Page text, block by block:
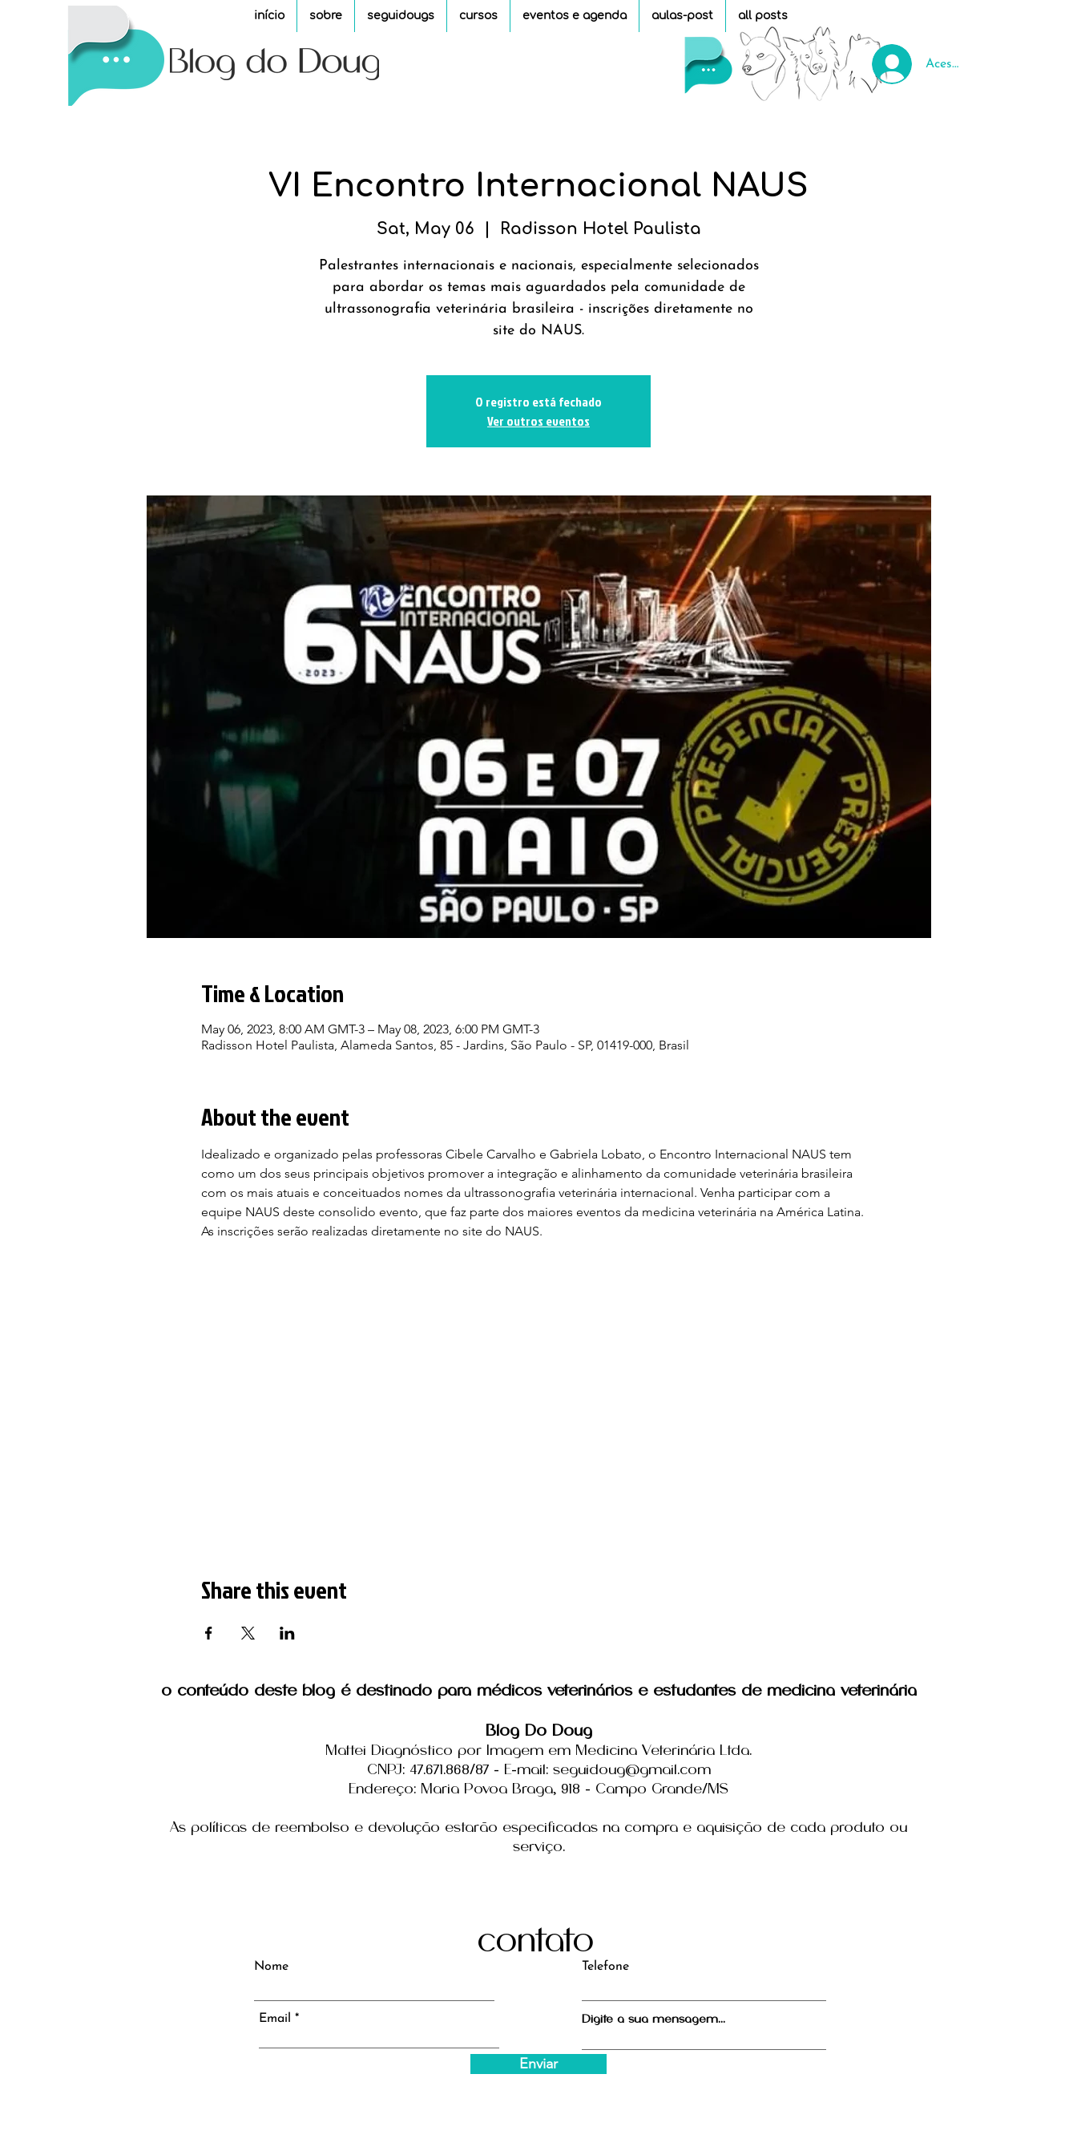
início sobre seguidougs cursos eventos e agenda aulas-post all posts
Acessar
VI Encontro Internacional NAUS
Sat, May 06 Radisson Hotel Paulista
Palestrantes internacionais e nacionais, especialmente selecionados
para abordar os temas mais aguardados pela comunidade de
ultrassonografia veterinária brasileira - inscrições diretamente no
site do NAUS.
O registro está fechado
Ver outros eventos
Time & Location
May 06, 2023, 8:00 AM GMT-3 – May 08, 2023, 6:00 PM GMT-3
Radisson Hotel Paulista, Alameda Santos, 85 - Jardins, São Paulo - SP, 01419-000, Brasil
About the event
Idealizado e organizado pelas professoras Cibele Carvalho e Gabriela Lobato, o Encontro Internacional NAUS tem
como um dos seus principais objetivos promover a integração e alinhamento da comunidade veterinária brasileira
com os mais atuais e conceituados nomes da ultrassonografia veterinária internacional. Venha participar com a
equipe NAUS deste consolido evento, que faz parte dos maiores eventos da medicina veterinária na América Latina.
As inscrições serão realizadas diretamente no site do NAUS.
Share this event
o conteúdo deste blog é destinado para médicos veterinários e estudantes de medicina veterinária
Blog Do Doug
Mattei Diagnóstico por Imagem em Medicina Veterinária Ltda.
CNPJ: 47.671.868/87 - E-mail: seguidoug@gmail.com
Endereço: Maria Povoa Braga, 918 - Campo Grande/MS
As políticas de reembolso e devolução estarão especificadas na compra e aquisição de cada produto ou
serviço.
contato
Nome
Email
Telefone
Digite a sua mensagem...
Enviar